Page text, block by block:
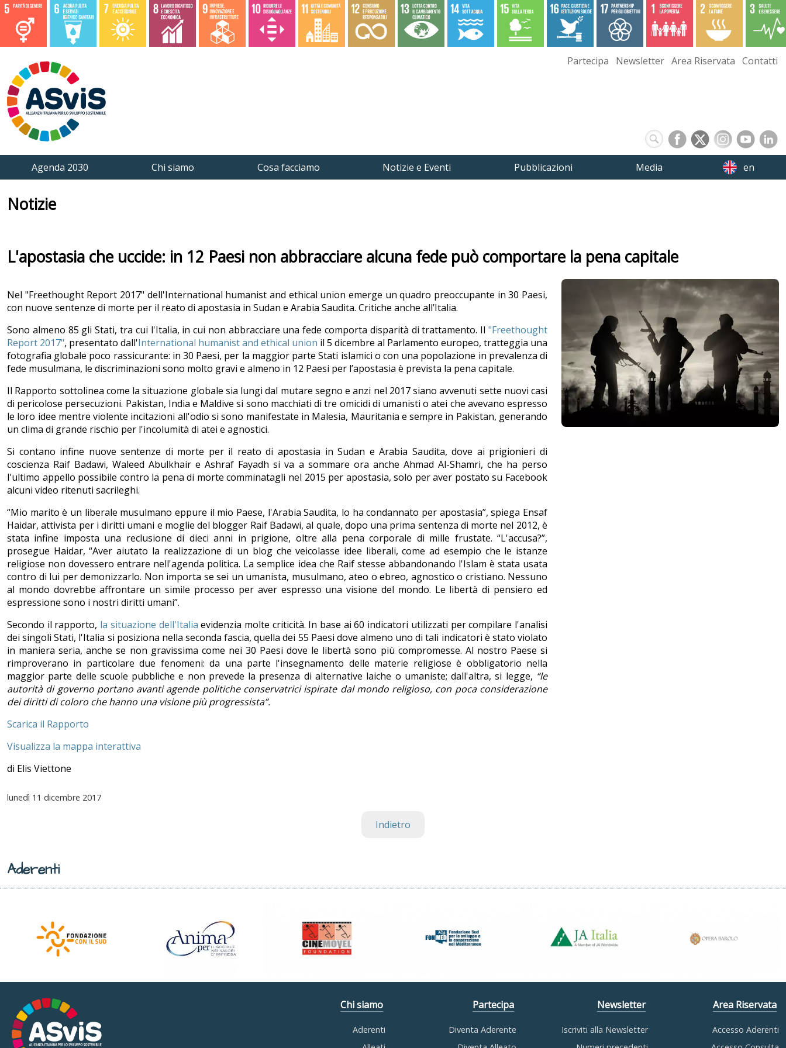
Partecipa Newsletter Area Riservata Contatti
Agenda 2030 Chi siamo Cosa facciamo Notizie e Eventi Pubblicazioni Media en
Notizie
L'apostasia che uccide: in 12 Paesi non abbracciare alcuna fede può comportare la pena capitale
Nel "Freethought Report 2017" dell'International humanist and ethical union emerge un quadro preoccupante in 30 Paesi,
con nuove sentenze di morte per il reato di apostasia in Sudan e Arabia Saudita. Critiche anche all’Italia.
Sono almeno 85 gli Stati, tra cui l'Italia, in cui non abbracciare una fede comporta disparità di trattamento. Il "Freethought
Report 2017", presentato dall'International humanist and ethical union il 5 dicembre al Parlamento europeo, tratteggia una
fotografia globale poco rassicurante: in 30 Paesi, per la maggior parte Stati islamici o con una popolazione in prevalenza di
fede musulmana, le discriminazioni sono molto gravi e almeno in 12 Paesi per l’apostasia è prevista la pena capitale.
Il Rapporto sottolinea come la situazione globale sia lungi dal mutare segno e anzi nel 2017 siano avvenuti sette nuovi casi
di pericolose persecuzioni. Pakistan, India e Maldive si sono macchiati di tre omicidi di umanisti o atei che avevano espresso
le loro idee mentre violente incitazioni all'odio si sono manifestate in Malesia, Mauritania e sempre in Pakistan, generando
un clima di grande rischio per l'incolumità di atei e agnostici.
Si contano infine nuove sentenze di morte per il reato di apostasia in Sudan e Arabia Saudita, dove ai prigionieri di
coscienza Raif Badawi, Waleed Abulkhair e Ashraf Fayadh si va a sommare ora anche Ahmad Al-Shamri, che ha perso
l'ultimo appello possibile contro la pena di morte comminatagli nel 2015 per apostasia, solo per aver postato su Facebook
alcuni video ritenuti sacrileghi.
“Mio marito è un liberale musulmano eppure il mio Paese, l'Arabia Saudita, lo ha condannato per apostasia”, spiega Ensaf
Haidar, attivista per i diritti umani e moglie del blogger Raif Badawi, al quale, dopo una prima sentenza di morte nel 2012, è
stata infine imposta una reclusione di dieci anni in prigione, oltre alla pena corporale di mille frustate. “L'accusa?”,
prosegue Haidar, “Aver aiutato la realizzazione di un blog che veicolasse idee liberali, come ad esempio che le istanze
religiose non dovessero entrare nell'agenda politica. La semplice idea che Raif stesse abbandonando l'Islam è stata usata
contro di lui per demonizzarlo. Non importa se sei un umanista, musulmano, ateo o ebreo, agnostico o cristiano. Nessuno
al mondo dovrebbe affrontare un simile processo per aver espresso una visione del mondo. Le libertà di pensiero ed
espressione sono i nostri diritti umani”.
Secondo il rapporto, la situazione dell'Italia evidenzia molte criticità. In base ai 60 indicatori utilizzati per compilare l'analisi
dei singoli Stati, l'Italia si posiziona nella seconda fascia, quella dei 55 Paesi dove almeno uno di tali indicatori è stato violato
in maniera seria, anche se non gravissima come nei 30 Paesi dove le libertà sono più compromesse. Al nostro Paese si
rimproverano in particolare due fenomeni: da una parte l'insegnamento delle materie religiose è obbligatorio nella
maggior parte delle scuole pubbliche e non prevede la presenza di alternative laiche o umaniste; dall'altra, si legge, “le
autorità di governo portano avanti agende politiche conservatrici ispirate dal mondo religioso, con poca considerazione
dei diritti di coloro che hanno una visione più progressista”.
Scarica il Rapporto
Visualizza la mappa interattiva
di Elis Viettone
lunedì 11 dicembre 2017
Indietro
Aderenti
Chi siamo
Aderenti
Partecipa
Diventa Aderente
Newsletter
Iscriviti alla Newsletter
Area Riservata
Accesso Aderenti